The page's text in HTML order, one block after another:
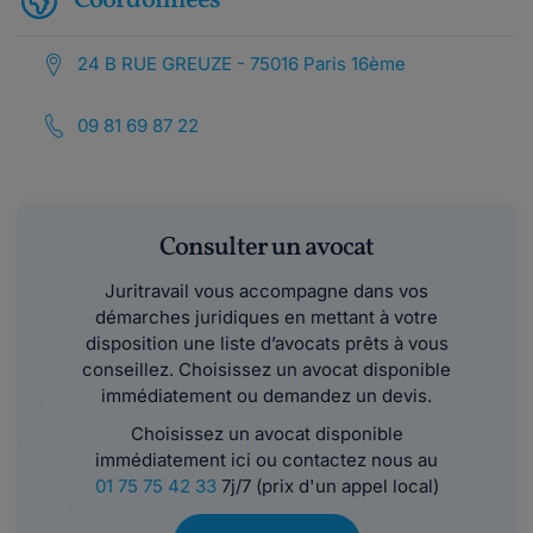
24 B RUE GREUZE - 75016 Paris 16ème
09 81 69 87 22
Consulter un avocat
Juritravail vous accompagne dans vos
démarches juridiques en mettant à votre
disposition une liste d’avocats prêts à vous
conseillez. Choisissez un avocat disponible
immédiatement ou demandez un devis.
Choisissez un avocat disponible
immédiatement ici ou contactez nous au
01 75 75 42 337j/7 (prix d'un appel local)